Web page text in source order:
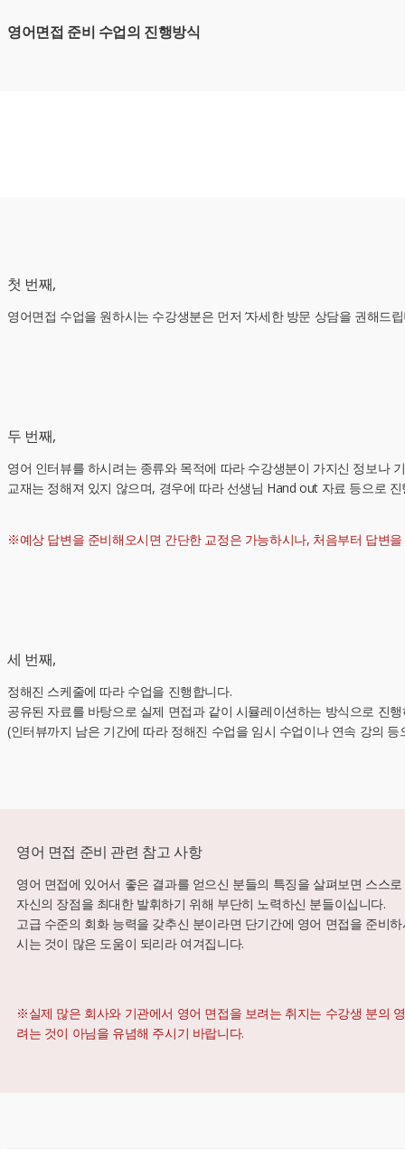
영어면접 준비 수업의 진행방식
첫 번째,
영어면접 수업을 원하시는 수강생분은 먼저 ‘자세한 방문 상담을 권해드
두 번째,
영어 인터뷰를 하시려는 종류와 목적에 따라 수강생분이 가지신 정보나
교재는 정해져 있지 않으며, 경우에 따라 선생님 Hand out 자료 등으로
※예상 답변을 준비해오시면 간단한 교정은 가능하시나, 처음부터 답변
세 번째,
정해진 스케줄에 따라 수업을 진행합니다.
공유된 자료를 바탕으로 실제 면접과 같이 시뮬레이션하는 방식으로 진
(인터뷰까지 남은 기간에 따라 정해진 수업을 임시 수업이나 연속 강의
영어 면접 준비 관련 참고 사항
영어 면접에 있어서 좋은 결과를 얻으신 분들의 특징을 살펴보면 스스
자신의 장점을 최대한 발휘하기 위해 부단히 노력하신 분들이십니다.
고급 수준의 회화 능력을 갖추신 분이라면 단기간에 영어 면접을 준비
시는 것이 많은 도움이 되리라 여겨집니다.
※실제 많은 회사와 기관에서 영어 면접을 보려는 취지는 수강생 분의
려는 것이 아님을 유념해 주시기 바랍니다.